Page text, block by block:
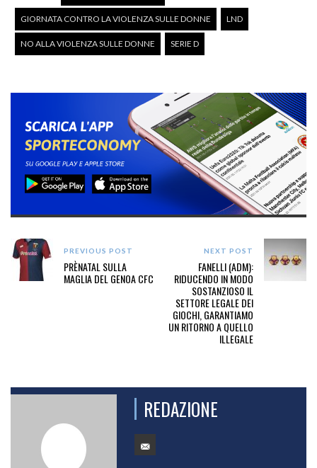
GIORNATA CONTRO LA VIOLENZA SULLE DONNE LND
NO ALLA VIOLENZA SULLE DONNE SERIE D
PREVIOUS POST
PRÈNATAL SULLA
MAGLIA DEL GENOA CFC
NEXT POST
FANELLI (ADM):
RIDUCENDO IN MODO
SOSTANZIOSO IL
SETTORE LEGALE DEI
GIOCHI, GARANTIAMO
UN RITORNO A QUELLO
ILLEGALE
REDAZIONE